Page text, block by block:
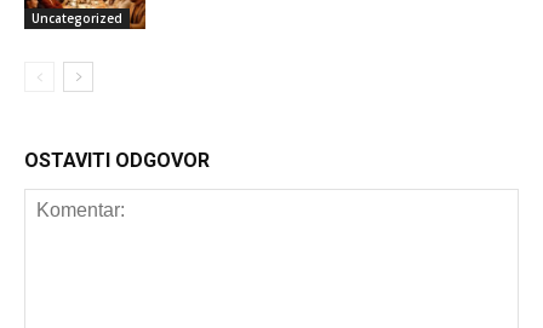
Uncategorized
OSTAVITI ODGOVOR